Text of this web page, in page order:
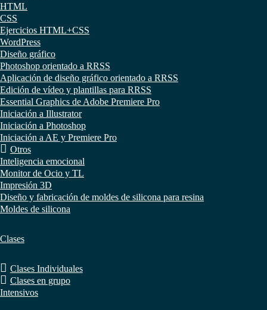
HTML
CSS
Ejercicios HTML+CSS
WordPress
Diseño gráfico
Photoshop orientado a RRSS
Aplicación de diseño gráfico orientado a RRSS
Edición de vídeo y plantillas para RRSS
Essential Graphics de Adobe Premiere Pro
Iniciación a Illustrator
Iniciación a Photoshop
Iniciación a AE y Premiere Pro
Otros
Inteligencia emocional
Monitor de Ocio y TL
Impresión 3D
Diseño y fabricación de moldes de silicona para resina
Moldes de silicona
Clases
Clases Individuales
Clases en grupo
Intensivos